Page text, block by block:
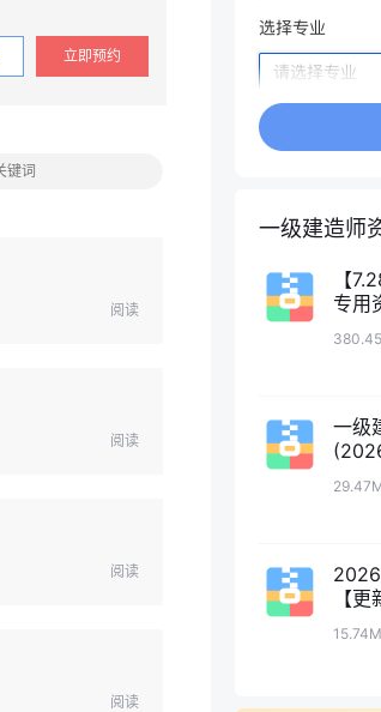
立即预约
阅读
阅读
阅读
阅读
一级建造师
【
专用
一级
【更